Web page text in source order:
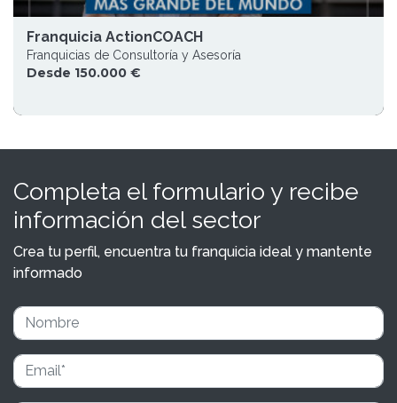
Franquicia ActionCOACH
Franquicias de Consultoría y Asesoría
Desde 150.000 €
Completa el formulario y recibe
información del sector
Crea tu perfil, encuentra tu franquicia ideal y mantente
informado